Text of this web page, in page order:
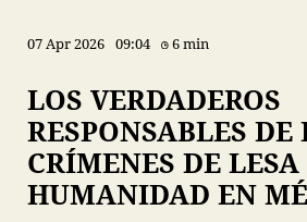
07 Apr 2026 09:04 6 min
LOS VERDADEROS
RESPONSABLES DE
CRÍMENES DE LESA
HUMANIDAD EN